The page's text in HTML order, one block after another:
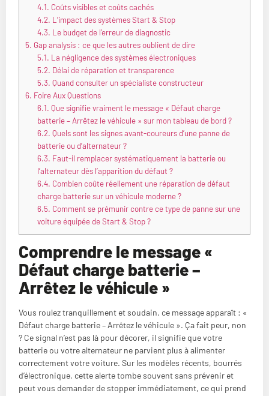
4.1. Coûts visibles et coûts cachés
4.2. L’impact des systèmes Start & Stop
4.3. Le budget de l’erreur de diagnostic
5. Gap analysis : ce que les autres oublient de dire
5.1. La négligence des systèmes électroniques
5.2. Délai de réparation et transparence
5.3. Quand consulter un spécialiste constructeur
6. Foire Aux Questions
6.1. Que signifie vraiment le message « Défaut charge
batterie – Arrêtez le véhicule » sur mon tableau de bord ?
6.2. Quels sont les signes avant-coureurs d’une panne de
batterie ou d’alternateur ?
6.3. Faut-il remplacer systématiquement la batterie ou
l’alternateur dès l’apparition du défaut ?
6.4. Combien coûte réellement une réparation de défaut
charge batterie sur un véhicule moderne ?
6.5. Comment se prémunir contre ce type de panne sur une
voiture équipée de Start & Stop ?
Comprendre le message «
Défaut charge batterie –
Arrêtez le véhicule »
Vous roulez tranquillement et soudain, ce message apparaît : «
Défaut charge batterie – Arrêtez le véhicule ». Ça fait peur, non
? Ce signal n’est pas là pour décorer, il signifie que votre
batterie ou votre alternateur ne parvient plus à alimenter
correctement votre voiture. Sur les modèles récents, bourrés
d’électronique, cette alerte tombe souvent sans prévenir et
peut vous demander de stopper immédiatement, ce qui prend